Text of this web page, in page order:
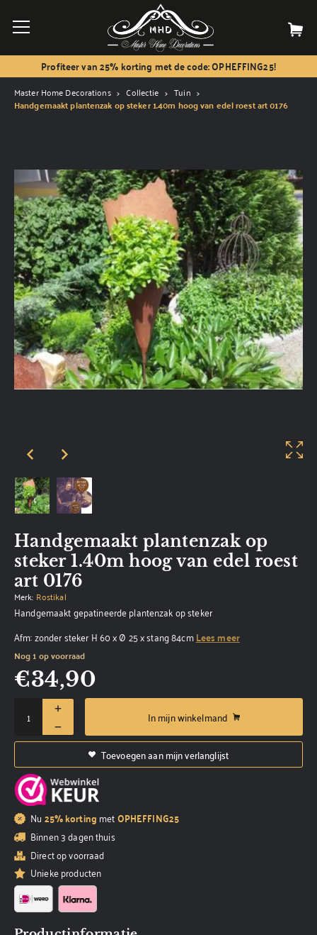
Profiteer van 25% korting met de code: OPHEFFING25!
Master Home Decorations Collectie Tuin
Handgemaakt plantenzak op steker 1.40m hoog van edel roest art 0176
Handgemaakt plantenzak op
steker 1.40m hoog van edel roest
art 0176
Merk: Rostikal
Handgemaakt gepatineerde plantenzak op steker
Afm: zonder steker H 60 x Ø 25 x stang 84cmLees meer
Nog 1 op voorraad
€34,90
In mijn winkelmand
Toevoegen aan mijn verlanglijst
Nu 25% korting metOPHEFFING25
Binnen 3 dagen thuis
Direct op voorraad
Unieke producten